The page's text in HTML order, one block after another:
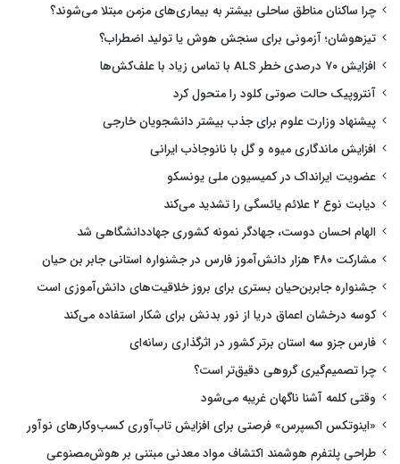
چرا ساکنان مناطق ساحلی بیشتر به بیماری‌های مزمن مبتلا می‌شوند؟
تیزهوشان؛ آزمونی برای سنجش هوش یا تولید اضطراب؟
افزایش ۷۰ درصدی خطر ALS با تماس زیاد با علف‌کش‌ها
آنتروپیک حالت صوتی کلود را متحول کرد
پیشنهاد وزارت علوم برای جذب بیشتر دانشجویان خارجی
افزایش ماندگاری میوه و گل با نانوجاذب ایرانی
عضویت ایرانداک در کمیسیون ملی یونسکو
دیابت نوع ۲ علائم یائسگی را تشدید می‌کند
الهام احسان دوست، جهادگر نمونه کشوری جهاددانشگاهی شد
مشارکت ۴۸۰ هزار دانش‌آموز فارس در جشنواره استانی جابر بن حیان
جشنواره جابربن‌حیان بستری برای بروز خلاقیت‌های دانش‌آموزی است
کوسه درخشان اعماق دریا از نور بدنش برای شکار استفاده می‌کند
فارس جزو سه استان برتر کشور در اثرگذاری رسانه‌ای
چرا تصمیم‌گیری گروهی دقیق‌تر است؟
وقتی کلمه آشنا ناگهان غریبه می‌شود
«اینوتکس اکسپرس» فرصتی برای افزایش تاب‌آوری کسب‌وکارهای نوآور
طراحی پلتفرم هوشمند اکتشاف مواد معدنی مبتنی بر هوش‌مصنوعی